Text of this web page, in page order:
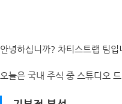
안녕하십니까? 차티스트랩 팀입
오늘은 국내 주식 중 스튜디오